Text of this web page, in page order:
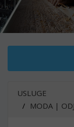
USLUGE
MODA |